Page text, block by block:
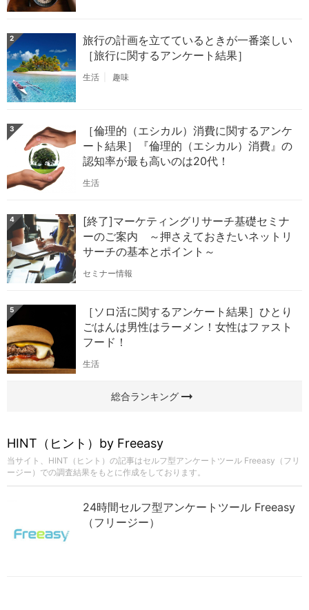
2
旅行の計画を立てているときが一番楽しい
［旅行に関するアンケート結果］
生活 趣味
3
［倫理的（エシカル）消費に関するアンケ
ート結果］『倫理的（エシカル）消費』の
認知率が最も高いのは20代！
生活
4
[終了]マーケティングリサーチ基礎セミナ
ーのご案内 ～押さえておきたいネットリ
サーチの基本とポイント～
セミナー情報
5
［ソロ活に関するアンケート結果］ひとり
ごはんは男性はラーメン！女性はファスト
フード！
生活
総合ランキングarrow_right_alt
HINT（ヒント）by Freeasy
当サイト、HINT（ヒント）の記事はセルフ型アンケートツール Freeasy（フリ
ージー）での調査結果をもとに作成をしております。
24時間セルフ型アンケートツール Freeasy
（フリージー）